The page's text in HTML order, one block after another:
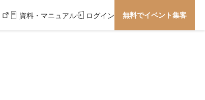
資料・マニュアル ログイン 無料でイベント集客